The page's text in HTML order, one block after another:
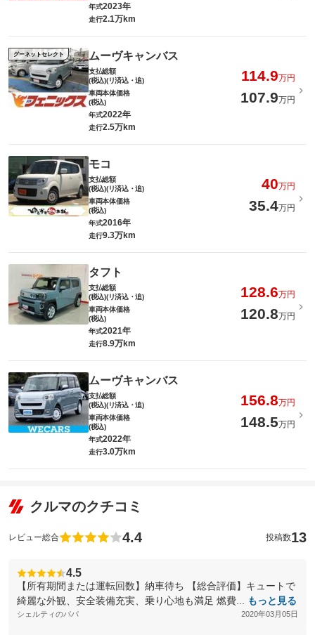
年式2023年
走行2.1万km
グーネットセレクト ムーヴキャンバス
支払総額
(税込)(リ済込・追)
114.9万円
車両本体価格
(税込)
107.9万円
年式2022年
走行2.5万km
モコ
支払総額
(税込)(リ済込・追)
40万円
車両本体価格
(税込)
35.4万円
年式2016年
走行9.3万km
タフト
支払総額
(税込)(リ済込・追)
128.6万円
車両本体価格
(税込)
120.8万円
年式2021年
走行8.9万km
ムーヴキャンバス
支払総額
(税込)(リ済込・追)
156.8万円
車両本体価格
(税込)
148.5万円
年式2022年
走行3.0万km
クルマのクチコミ
レビュー総合 4.4 投稿数13
4.5
【所有期間または運転回数】納車待ち 【総合評価】キュートで
綺麗な外観、安全装備充実、乗り心地も満足 燃費...
もっと見る
シェルティのパパ 2020年03月05日